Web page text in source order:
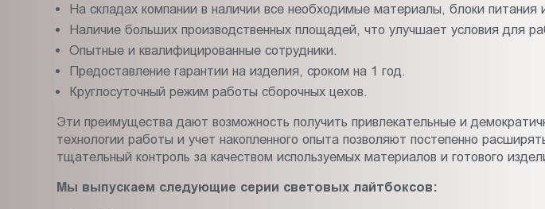
На складах компании в наличии все необходимые материалы, блоки питания
Наличие больших производственных площадей, что улучшает условия для
Опытные и квалифицированные сотрудники.
Предоставление гарантии на изделия, сроком на 1 год.
Круглосуточный режим работы сборочных цехов.
Эти преимущества дают возможность получить привлекательные и
технологии работы и учет накопленного опыта позволяют постепенно
тщательный контроль за качеством используемых материалов и готового
Мы выпускаем следующие серии световых лайтбоксов: